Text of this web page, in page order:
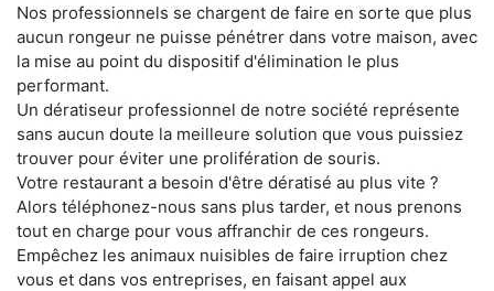
Nos professionnels se chargent de faire en sorte que plus
aucun rongeur ne puisse pénétrer dans votre maison, avec
la mise au point du dispositif d'élimination le plus
performant.
Un dératiseur professionnel de notre société représente
sans aucun doute la meilleure solution que vous puissiez
trouver pour éviter une prolifération de souris.
Votre restaurant a besoin d'être dératisé au plus vite ?
Alors téléphonez-nous sans plus tarder, et nous prenons
tout en charge pour vous affranchir de ces rongeurs.
Empêchez les animaux nuisibles de faire irruption chez
vous et dans vos entreprises, en faisant appel aux